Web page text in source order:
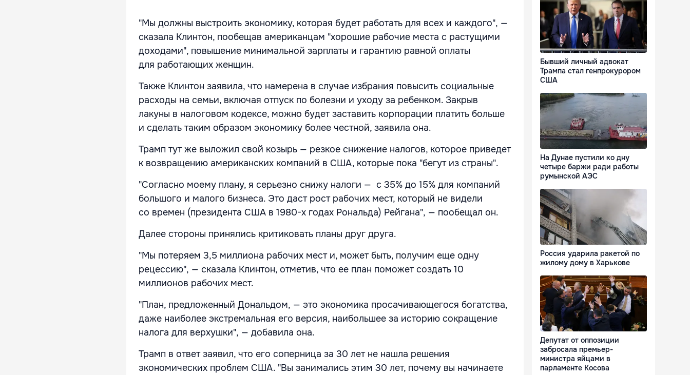
"Мы должны выстроить экономику, которая будет работать для всех и каждого", —
сказала Клинтон, пообещав американцам "хорошие рабочие места с растущими
доходами", повышение минимальной зарплаты и гарантию равной оплаты
для работающих женщин.
Также Клинтон заявила, что намерена в случае избрания повысить социальные
расходы на семьи, включая отпуск по болезни и уходу за ребенком. Закрыв
лакуны в налоговом кодексе, можно будет заставить корпорации платить больше
и сделать таким образом экономику более честной, заявила она.
Трамп тут же выложил свой козырь — резкое снижение налогов, которое приведет
к возвращению американских компаний в США, которые пока "бегут из страны".
"Согласно моему плану, я серьезно снижу налоги — с 35% до 15% для компаний
большого и малого бизнеса. Это даст рост рабочих мест, который не видели
со времен (президента США в 1980-х годах Рональда) Рейгана", — пообещал он.
Далее стороны принялись критиковать планы друг друга.
"Мы потеряем 3,5 миллиона рабочих мест и, может быть, получим еще одну
рецессию", — сказала Клинтон, отметив, что ее план поможет создать 10
миллионов рабочих мест.
"План, предложенный Дональдом, — это экономика просачивающегося богатства,
даже наиболее экстремальная его версия, наибольшее за историю сокращение
налога для верхушки", — добавила она.
Трамп в ответ заявил, что его соперница за 30 лет не нашла решения
экономических проблем США. "Вы занимались этим 30 лет, почему вы начинаете
Бывший личный адвокат
Трампа стал генпрокурором
США
На Дунае пустили ко дну
четыре баржи ради работы
румынской АЭС
Россия ударила ракетой по
жилому дому в Харькове
Депутат от оппозиции
забросала премьер-
министра яйцами в
парламенте Косова